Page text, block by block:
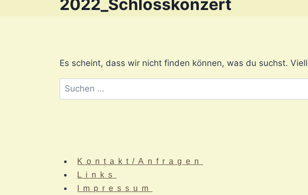
2022_Schlosskonzert
Es scheint, dass wir nicht finden können, was du suchst.
Suchen
nach:
Kontakt/Anfragen
Links
Impressum